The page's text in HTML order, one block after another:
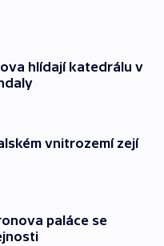
hlídají katedrálu v
vnitrozemí zejí
paláce se